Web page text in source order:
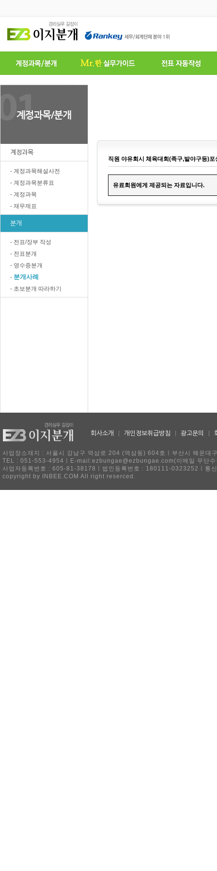
계정과목
- 계정과목해설사전
- 계정과목분류표
- 계정과목
- 재무제표
분개
- 전표/장부 작성
- 전표분개
- 영수증분개
- 분개사례
- 초보분개 따라하기
직원 야유회시 체육대회(족구,발야구등)
유료회원에게 제공되는 자료입니다.
회사소개 개인정보취급방침 광고문의
사업장소재지 : 서울시 강남구 역삼로 204 (역삼동) 604호ㅣ부산시 해운
TEL : 051-553-4954ㅣE-mail:ezbungae@ezbungae.com(이메일 무단수
사업자등록번호 : 605-81-38178ㅣ법인등록번호 : 180111-0323252ㅣ통
copyright by INBEE.COM All right reserced.